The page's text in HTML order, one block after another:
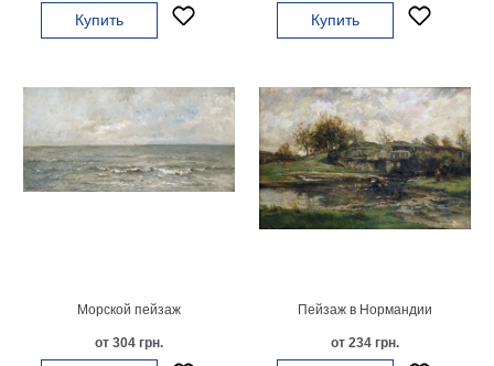
Купить Купить
Морской пейзаж
от 304 грн.
Пейзаж в Нормандии
от 234 грн.